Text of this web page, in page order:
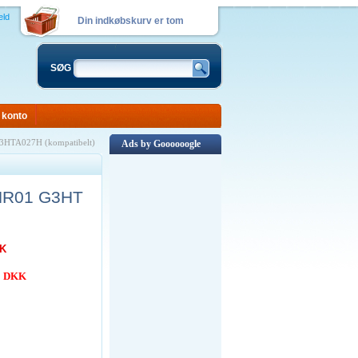
Din indkøbskurv er tom
SØG
konto
(kompatibelt)
G3HT
DKK
Ads by Goooooogle